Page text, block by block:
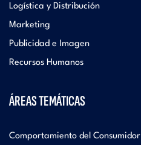
Logística y Distribución
Marketing
Publicidad e Imagen
Recursos Humanos
ÁREAS TEMÁTICAS
Comportamiento del Consumidor